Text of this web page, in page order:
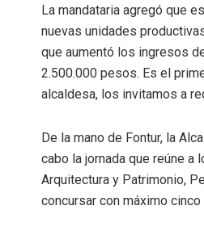
La mandataria agregó que
nuevas unidades
que aumentó los ingresos
2.500.000 pesos. Es el
alcaldesa, los invitamos a
De la mano de Fontur, la
cabo la jornada que reúne
Arquitectura y Patrimonio,
concursar con máximo